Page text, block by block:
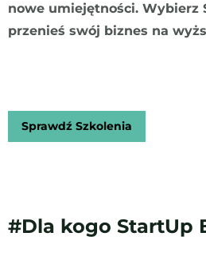
nowe umiejętności. Wybierz
przenieś swój biznes na
Sprawdź Szkolenia
#Dla kogo StartUp